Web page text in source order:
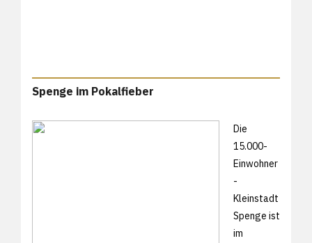
Spenge im Pokalfieber
Die
15.000-
Einwohner
-
Kleinstadt
Spenge ist
im